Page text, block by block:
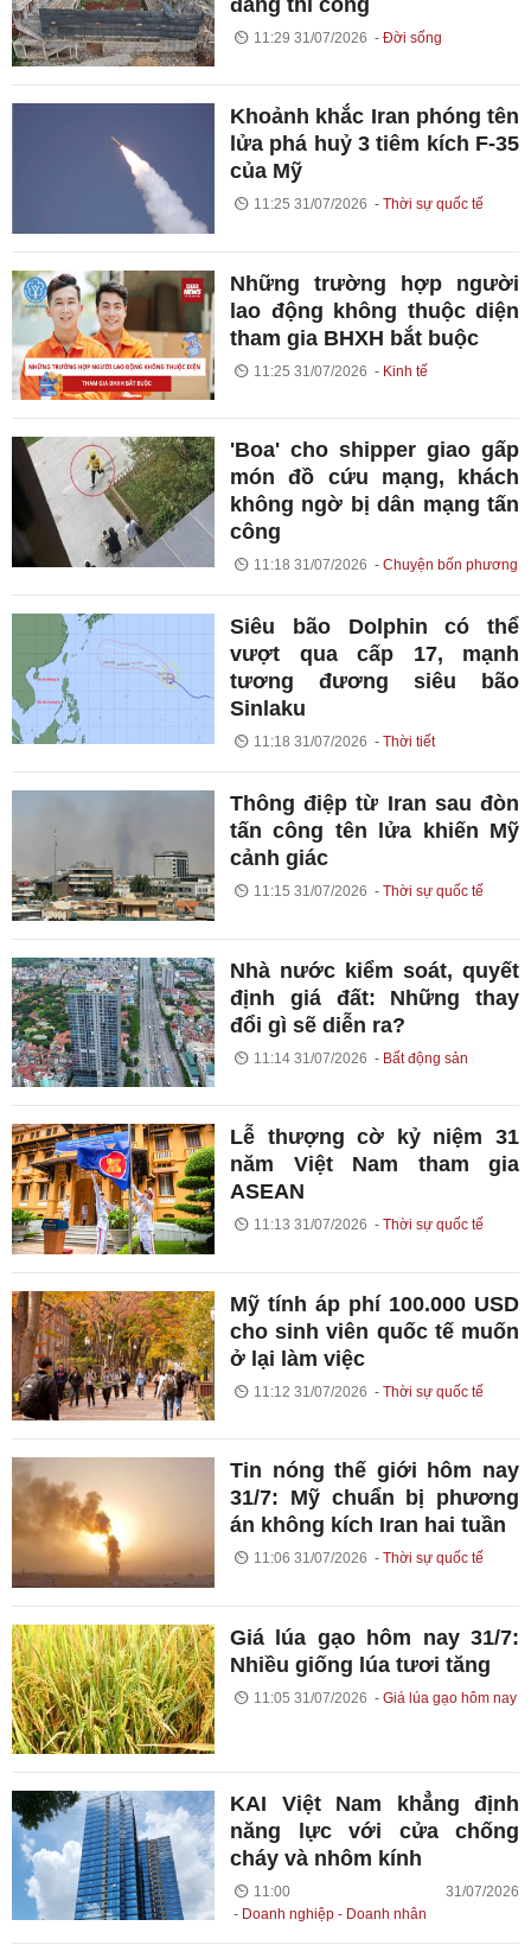
11:29 31/07/2026 Đời sống
Khoảnh khắc Iran phóng tên
lửa phá huỷ 3 tiêm kích F-35
của Mỹ
11:25 31/07/2026 Thời sự quốc tế
Những trường hợp người
lao động không thuộc diện
tham gia BHXH bắt buộc
11:25 31/07/2026 Kinh tế
'Boa' cho shipper giao gấp
món đồ cứu mạng, khách
không ngờ bị dân mạng tấn
công
11:18 31/07/2026 Chuyện bốn phương
Siêu bão Dolphin có thể
vượt qua cấp 17, mạnh
tương đương siêu bão
Sinlaku
11:18 31/07/2026 Thời tiết
Thông điệp từ Iran sau đòn
tấn công tên lửa khiến Mỹ
cảnh giác
11:15 31/07/2026 Thời sự quốc tế
Nhà nước kiểm soát, quyết
định giá đất: Những thay
đổi gì sẽ diễn ra?
11:14 31/07/2026 Bất động sản
Lễ thượng cờ kỷ niệm 31
năm Việt Nam tham gia
ASEAN
11:13 31/07/2026 Thời sự quốc tế
Mỹ tính áp phí 100.000 USD
cho sinh viên quốc tế muốn
ở lại làm việc
11:12 31/07/2026 Thời sự quốc tế
Tin nóng thế giới hôm nay
31/7: Mỹ chuẩn bị phương
án không kích Iran hai tuần
11:06 31/07/2026 Thời sự quốc tế
Giá lúa gạo hôm nay 31/7:
Nhiều giống lúa tươi tăng
11:05 31/07/2026 Giá lúa gạo hôm nay
KAI Việt Nam khẳng định
năng lực với cửa chống
cháy và nhôm kính
11:00 31/07/2026
Doanh nghiệp - Doanh nhân